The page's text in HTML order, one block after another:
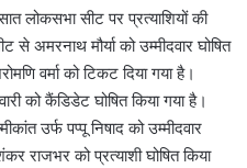
लोकसभा सीट पर प्रत्याशियों की
अमरनाथ मौर्या को उम्मीदवार घोषित
वर्मा को टिकट दिया गया है।
को कैंडिडेट घोषित किया गया है।
उर्फ पप्पू निषाद को उम्मीदवार
राजभर को प्रत्याशी घोषित किया